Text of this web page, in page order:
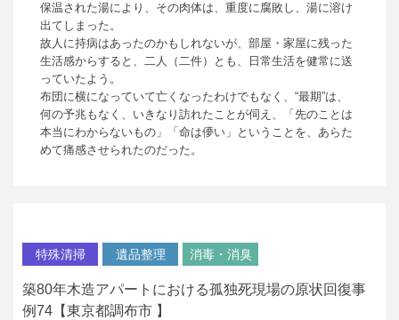
保温された湯により、その肉体は、重度に腐敗し、湯に溶け
出てしまった。
故人に持病はあったのかもしれないが、部屋・家屋に残った
生活感からすると、二人（二件）とも、日常生活を健常に送
っていたよう。
布団に横になっていて亡くなったわけでもなく、“最期”は、
何の予兆もなく、いきなり訪れたことが伺え、「先のことは
本当にわからないもの」「命は儚い」ということを、あらた
めて痛感させられたのだった。
特殊清掃 遺品整理 消毒・消臭
築80年木造アパートにおける孤独死現場の原状回復事
例74【東京都調布市 】